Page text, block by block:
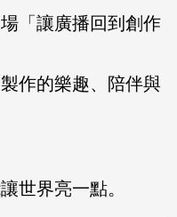
「讓廣播回到創作
作的樂趣、陪伴與
世界亮一點。